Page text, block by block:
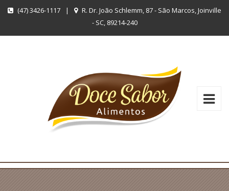
(47) 3426-1117 |
R. Dr. João Schlemm, 87 - São Marcos, Joinville
- SC, 89214-240